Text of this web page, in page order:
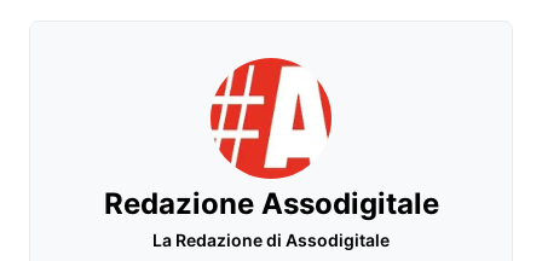
Redazione Assodigitale
La Redazione di Assodigitale